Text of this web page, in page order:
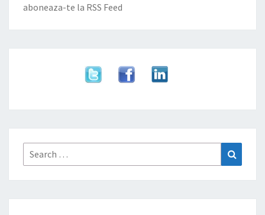
aboneaza-te la RSS Feed
Search
for: